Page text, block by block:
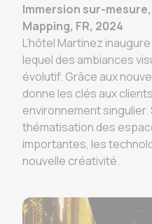
Immersion sur-
Mapping, FR, 2024
L’hôtel Martinez
lequel des ambiances
évolutif. Grâce aux
donne les clés aux
environnement
thématisation des
importantes, les
nouvelle créativité.